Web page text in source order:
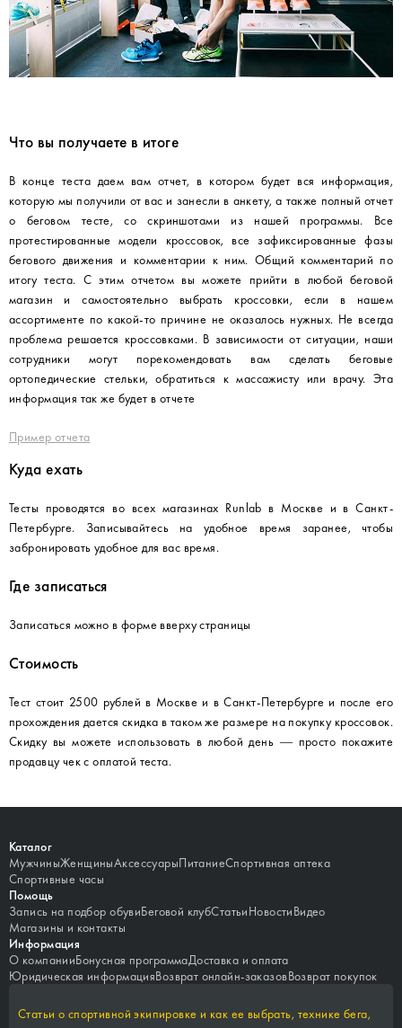
Что вы получаете в итоге
В конце теста даем вам отчет, в котором будет вся информация,
которую мы получили от вас и занесли в анкету, а также полный отчет
о беговом тесте, со скриншотами из нашей программы. Все
протестированные модели кроссовок, все зафиксированные фазы
бегового движения и комментарии к ним. Общий комментарий по
итогу теста. С этим отчетом вы можете прийти в любой беговой
магазин и самостоятельно выбрать кроссовки, если в нашем
ассортименте по какой-то причине не оказалось нужных. Не всегда
проблема решается кроссовками. В зависимости от ситуации, наши
сотрудники могут порекомендовать вам сделать беговые
ортопедические стельки, обратиться к массажисту или врачу. Эта
информация так же будет в отчете
Пример отчета
Куда ехать
Тесты проводятся во всех магазинах Runlab в Москве и в Санкт-
Петербурге. Записывайтесь на удобное время заранее, чтобы
забронировать удобное для вас время.
Где записаться
Записаться можно в форме вверху страницы
Стоимость
Тест стоит 2500 рублей в Москве и в Санкт-Петербурге и после его
прохождения дается скидка в таком же размере на покупку кроссовок.
Скидку вы можете использовать в любой день — просто покажите
продавцу чек с оплатой теста.
Каталог
МужчиныЖенщиныАксессуарыПитаниеСпортивная аптека
Спортивные часы
Помощь
Запись на подбор обувиБеговой клубСтатьиНовостиВидео
Магазины и контакты
Информация
О компанииБонусная программаДоставка и оплата
Юридическая информацияВозврат онлайн-заказовВозврат покупок
Статьи о спортивной экипировке и как ее выбрать, технике бега,